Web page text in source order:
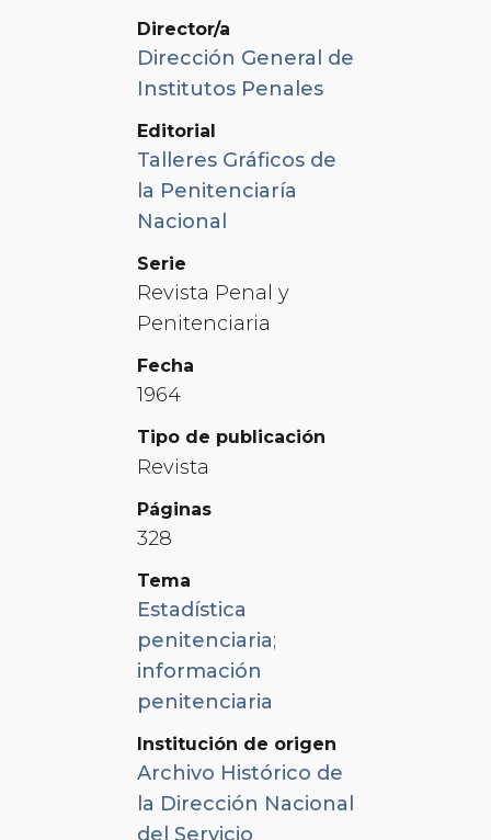
Director/a
Dirección General de
Institutos Penales
Editorial
Talleres Gráficos de
la Penitenciaría
Nacional
Serie
Revista Penal y
Penitenciaria
Fecha
1964
Tipo de publicación
Revista
Páginas
328
Tema
Estadística
penitenciaria;
información
penitenciaria
Institución de origen
Archivo Histórico de
la Dirección Nacional
del Servicio